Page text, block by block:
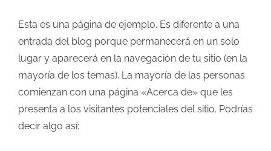
Esta es una página de ejemplo. Es diferente a una
entrada del blog porque permanecerá en un solo
lugar y aparecerá en la navegación de tu sitio (en la
mayoría de los temas). La mayoría de las personas
comienzan con una página «Acerca de» que les
presenta a los visitantes potenciales del sitio. Podrías
decir algo así: